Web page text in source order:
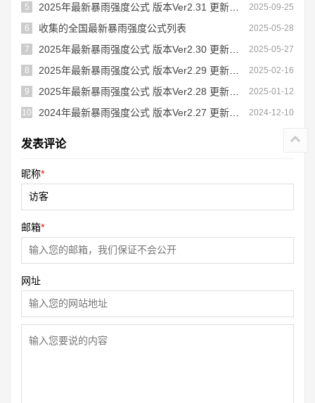
2025-09-25
5 2025年最新暴雨强度公式 版本Ver2.31 更新内容
2025-05-28
6 收集的全国最新暴雨强度公式列表
2025-05-27
7 2025年最新暴雨强度公式 版本Ver2.30 更新内容
2025-02-16
8 2025年最新暴雨强度公式 版本Ver2.29 更新内容
2025-01-12
9 2025年最新暴雨强度公式 版本Ver2.28 更新内容
2024-12-10
10 2024年最新暴雨强度公式 版本Ver2.27 更新内容
发表评论
昵称*
邮箱*
网址